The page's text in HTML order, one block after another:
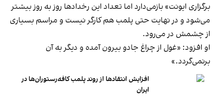
برگزاری ایونت» بازمی‌دارد اما تعداد این رخدادها روز به روز بیشتر
می‌شود و در نهایت حتی پلمب هم کارگر نیست و مراسم بسیاری
از چشمش در می‌رود.
او افزود: «غول از چراغ جادو بیرون آمده و دیگر به آن
برنمی‎‌گردد.»
افزایش انتقادها از روند پلمب کافه‌رستوران‌ها در
ایران